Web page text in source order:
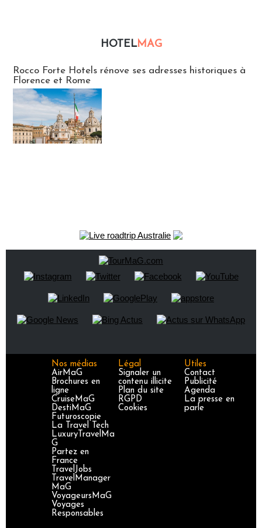
HOTELMAG
Rocco Forte Hotels rénove ses adresses historiques à
Florence et Rome
Nos médias
AirMaG
Brochures en
ligne
CruiseMaG
DestiMaG
Futuroscopie
La Travel Tech
LuxuryTravelMa
G
Partez en
France
TravelJobs
TravelManager
MaG
VoyageursMaG
Voyages
Responsables
Légal
Signaler un
contenu illicite
Plan du site
RGPD
Cookies
Utiles
Contact
Publicité
Agenda
La presse en
parle